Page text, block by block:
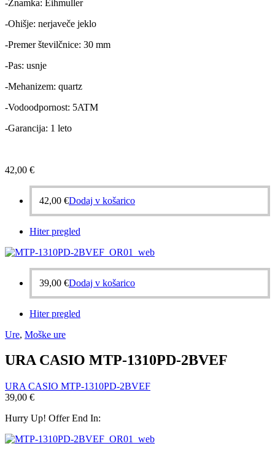
-Znamka: Eihmuller
-Ohišje: nerjaveče jeklo
-Premer številčnice: 30 mm
-Pas: usnje
-Mehanizem: quartz
-Vodoodpornost: 5ATM
-Garancija: 1 leto
42,00 €
42,00 €Dodaj v košarico
Hiter pregled
39,00 €Dodaj v košarico
Hiter pregled
Ure, Moške ure
URA CASIO MTP-1310PD-2BVEF
URA CASIO MTP-1310PD-2BVEF
39,00 €
Hurry Up! Offer End In: